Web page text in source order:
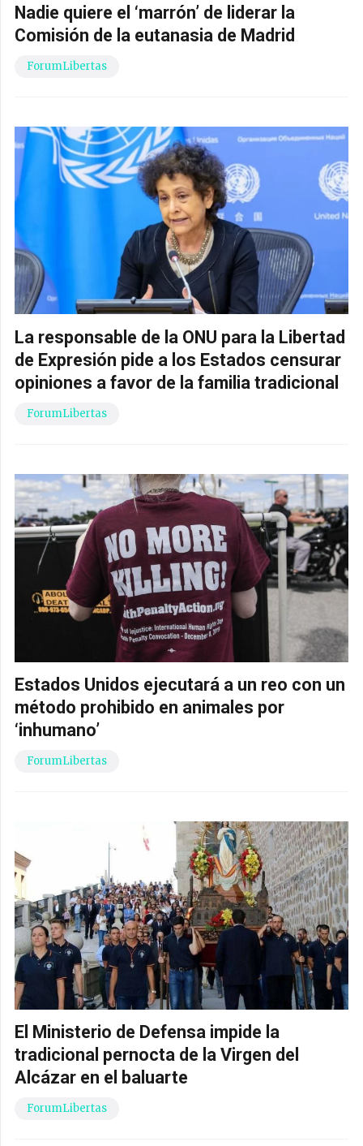
Nadie quiere el ‘marrón’ de liderar la
Comisión de la eutanasia de Madrid
ForumLibertas
La responsable de la ONU para la Libertad
de Expresión pide a los Estados censurar
opiniones a favor de la familia tradicional
ForumLibertas
Estados Unidos ejecutará a un reo con un
método prohibido en animales por
‘inhumano’
ForumLibertas
El Ministerio de Defensa impide la
tradicional pernocta de la Virgen del
Alcázar en el baluarte
ForumLibertas